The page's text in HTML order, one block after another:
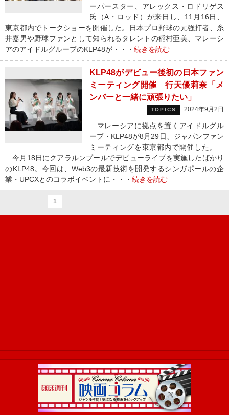
ーパースター、アレックス・ロドリゲス
氏（A・ロッド）が来日し、11月16日、
東京都内でトークショーを開催した。日本プロ野球の元強打者、糸
井嘉男や野球ファンとして知られるタレントの稲村亜美、マレーシ
アのアイドルグループのKLP48が・・・ 続きを読む
KLP48がデビュー後初の日本ファン
ミーティング開催 行天優莉奈「メ
ンバーと一緒に頑張りたい」
TOPICS 2024年9月2日
マレーシアに拠点を置くアイドルグル
ープ・KLP48が8月29日、ジャパンファン
ミーティングを東京都内で開催した。
今月18日にクアラルンプールでデビューライブを実施したばかり
のKLP48。今回は、Web3の最新技術を開発するシンガポールの企
業・UPCXとのコラボイベントに・・・ 続きを読む
1